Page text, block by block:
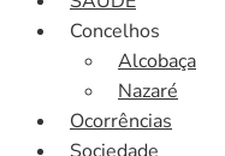
Concelhos
Alcobaça
Nazaré
Ocorrências